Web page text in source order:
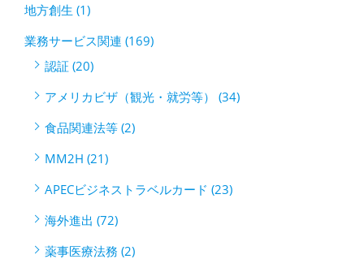
地方創生 (1)
業務サービス関連 (169)
認証 (20)
アメリカビザ（観光・就労等） (34)
食品関連法等 (2)
MM2H (21)
APECビジネストラベルカード (23)
海外進出 (72)
薬事医療法務 (2)